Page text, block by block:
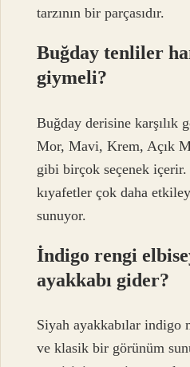
tarzının bir parçasıdır.
Buğday tenliler
giymeli?
Buğday derisine karşılık
Mor, Mavi, Krem, Açık
gibi birçok seçenek
kıyafetler çok daha
sunuyor.
İndigo rengi
ayakkabı gider?
Siyah ayakkabılar indigo
ve klasik bir görünüm